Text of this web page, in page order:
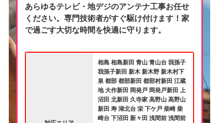
あらゆるテレビ・地デジのアンテナ工事お任せ
ください。専門技術者がすぐ駆け付けます！家
で過ごす大切な時間を快適に守ります。
相島 相島新田 青山 青山台 我孫子
我孫子新田 新木 新木野 新木村下
泉 都部 都部新田 都部村新田 江蔵
地 大作新田 岡発戸 岡発戸新田 上
沼田 北新田 久寺家 高野山 高野山
新田 寿 湖北台 栄 下ケ戸 柴崎 柴
崎台 下沼田 新々田 浅間前 浅間前